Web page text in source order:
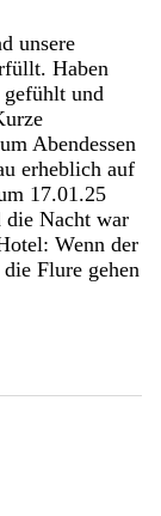
unsere
Haben
und
Abendessen
erheblich auf
17.01.25
die Nacht war
Wenn der
Flure gehen